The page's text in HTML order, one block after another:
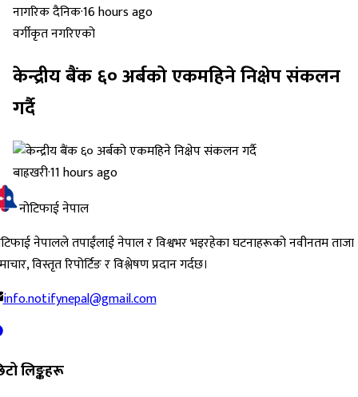
नागरिक दैनिक·16 hours ago
वर्गीकृत नगरिएको
केन्द्रीय बैंक ६० अर्बको एकमहिने निक्षेप संकलन
गर्दै
बाह्रखरी·11 hours ago
नोटिफाई नेपाल
नेपालले तपाईंलाई नेपाल र विश्वभर भइरहेका घटनाहरूको नवीनतम ताजा
विस्तृत रिपोर्टिङ र विश्लेषण प्रदान गर्दछ।
info.notifynepal@gmail.com
लिङ्कहरू